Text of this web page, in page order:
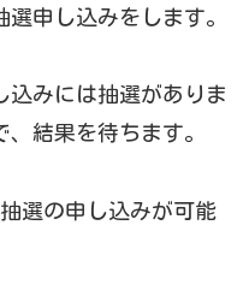
選申し込みをします。
込みには抽選がありま
結果を待ちます。
選の申し込みが可能